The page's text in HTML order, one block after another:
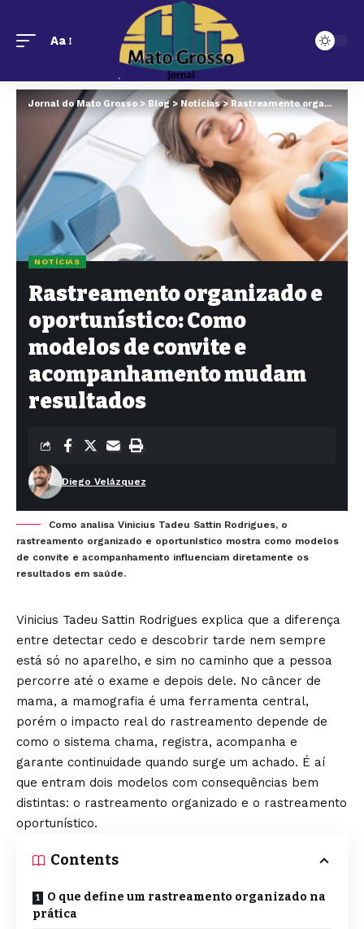
Aa
Jornal do Mato Grosso>Blog>Notícias> Rastreamento organizado e oportunístico: Como modelos de convite e acompanhamento mudam resultados
NOTÍCIAS
Rastreamento organizado e
oportunístico: Como
modelos de convite e
acompanhamento mudam
resultados
Diego Velázquez
Como analisa Vinicius Tadeu Sattin Rodrigues, o
rastreamento organizado e oportunístico mostra como modelos
de convite e acompanhamento influenciam diretamente os
resultados em saúde.
Vinicius Tadeu Sattin Rodrigues explica que a diferença
entre detectar cedo e descobrir tarde nem sempre
está só no aparelho, e sim no caminho que a pessoa
percorre até o exame e depois dele. No câncer de
mama, a mamografia é uma ferramenta central,
porém o impacto real do rastreamento depende de
como o sistema chama, registra, acompanha e
garante continuidade quando surge um achado. É aí
que entram dois modelos com consequências bem
distintas: o rastreamento organizado e o rastreamento
oportunístico.
Contents
O que define um rastreamento organizado na
prática